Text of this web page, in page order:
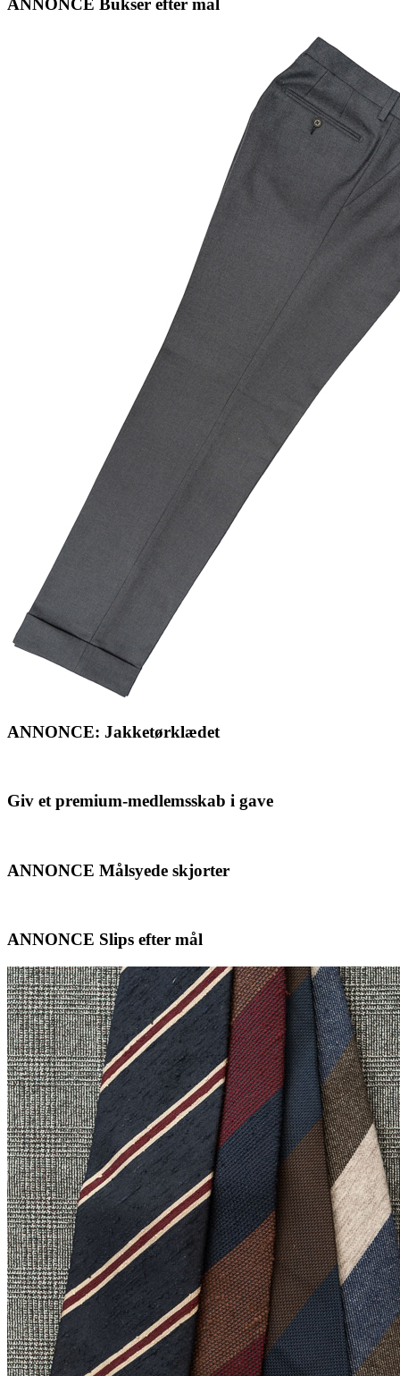
ANNONCE Bukser efter mål
ANNONCE: Jakketørklædet
Giv et premium-medlemsskab i gave
ANNONCE Målsyede skjorter
ANNONCE Slips efter mål